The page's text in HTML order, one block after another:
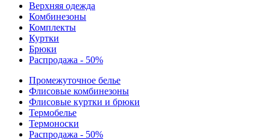
Верхняя одежда
Комбинезоны
Комплекты
Куртки
Брюки
Распродажа - 50%
Промежуточное белье
Флисовые комбинезоны
Флисовые куртки и брюки
Термобелье
Термоноски
Распродажа - 50%